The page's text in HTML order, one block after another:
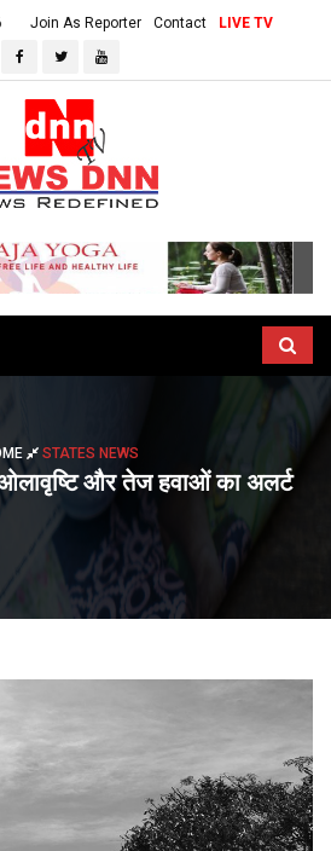
Join As Reporter Contact LIVE TV
STATES NEWS
ओलावृष्टि और तेज हवाओं का अलर्ट